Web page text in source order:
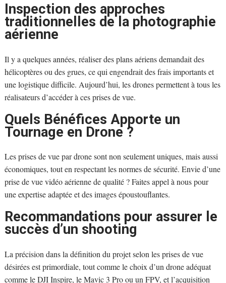
Inspection des approches
traditionnelles de la photographie
aérienne
Il y a quelques années, réaliser des plans aériens demandait des
hélicoptères ou des grues, ce qui engendrait des frais importants et
une logistique difficile. Aujourd’hui, les drones permettent à tous les
réalisateurs d’accéder à ces prises de vue.
Quels Bénéfices Apporte un
Tournage en Drone ?
Les prises de vue par drone sont non seulement uniques, mais aussi
économiques, tout en respectant les normes de sécurité. Envie d’une
prise de vue vidéo aérienne de qualité ? Faites appel à nous pour
une expertise adaptée et des images époustouflantes.
Recommandations pour assurer le
succès d’un shooting
La précision dans la définition du projet selon les prises de vue
désirées est primordiale, tout comme le choix d’un drone adéquat
comme le DJI Inspire, le Mavic 3 Pro ou un FPV, et l’acquisition